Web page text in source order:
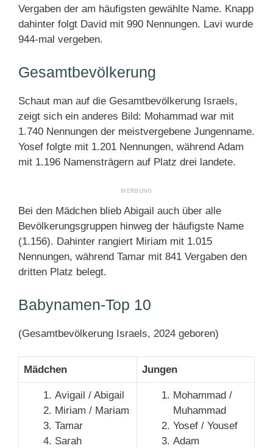
Vergaben der am häufigsten gewählte Name. Knapp
dahinter folgt David mit 990 Nennungen. Lavi wurde
944-mal vergeben.
Gesamtbevölkerung
Schaut man auf die Gesamtbevölkerung Israels,
zeigt sich ein anderes Bild: Mohammad war mit
1.740 Nennungen der meistvergebene Jungenname.
Yosef folgte mit 1.201 Nennungen, während Adam
mit 1.196 Namensträgern auf Platz drei landete.
Bei den Mädchen blieb Abigail auch über alle
Bevölkerungsgruppen hinweg der häufigste Name
(1.156). Dahinter rangiert Miriam mit 1.015
Nennungen, während Tamar mit 841 Vergaben den
dritten Platz belegt.
Babynamen-Top 10
(Gesamtbevölkerung Israels, 2024 geboren)
Mädchen Jungen
Avigail / Abigail
Miriam / Mariam
Tamar
Sarah
Mohammad /
Muhammad
Yosef / Yousef
Adam